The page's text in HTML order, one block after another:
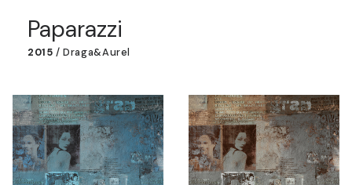
Paparazzi
2015 / Draga&Aurel